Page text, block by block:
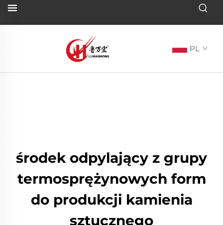
PL
środek odpylający z grupy
termosprężynowych form
do produkcji kamienia
sztucznego